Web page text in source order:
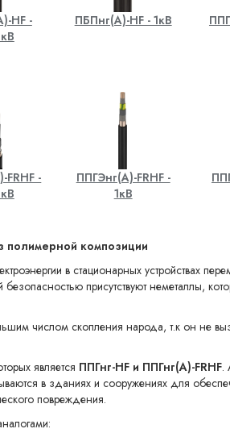
HF -
ПБПнг(A)-HF - 1кВ
FRHF -
ППГЭнг(A)-FRHF -
1кВ
полимерной композиции
в стационарных устройствах
присутствуют неметаллы,
числом скопления народа, т.к он не
является ППГнг-HF и ППГнг(А)-FRHF.
в зданиях и сооружениях для
повреждения.